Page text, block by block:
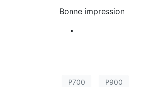
Bonne impression
P700 P900